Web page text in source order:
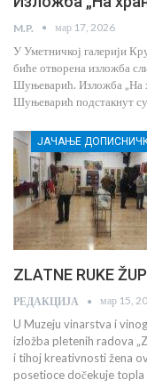
M.P. мар 17, 2026
У Уметничкој галерији
биће отворена изложба
Шуњеварић. Изложба „На
Шуњеварић подстакнут
ZLATNE RUKE
РЕДАКЦИЈА мар 15,
U Muzeju vinarstva i
izložba pletenih radova
i tihoj kreativnosti žena
posetioce dočekuje